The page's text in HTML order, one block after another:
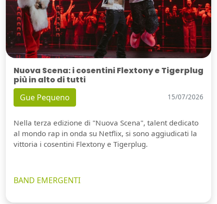
Nuova Scena: i cosentini Flextony e Tigerplug
più in alto di tutti
Gue Pequeno 15/07/2026
Nella terza edizione di "Nuova Scena", talent dedicato
al mondo rap in onda su Netflix, si sono aggiudicati la
vittoria i cosentini Flextony e Tigerplug.
BAND EMERGENTI